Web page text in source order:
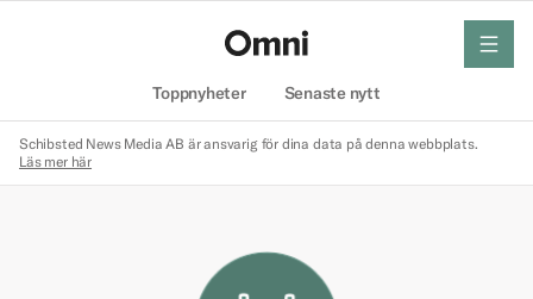
Toppnyheter Senaste nytt
meny
Schibsted News Media AB är ansvarig för dina data på denna webbplats.
Läs mer här